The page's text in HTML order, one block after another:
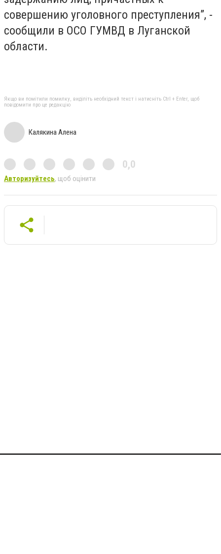
совершению уголовного преступления”, -
сообщили в ОСО ГУМВД в Луганской
области.
Якщо ви помітили помилку, виділіть необхідний текст і натисніть Ctrl + Enter, щоб
повідомити про це редакцію
Калякина Алена
0,0
Авторизуйтесь, щоб оцінити